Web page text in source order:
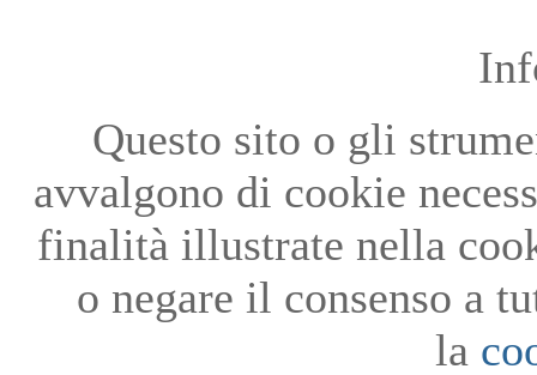
Questo sito o gli
avvalgono di cookie
finalità illustrate nella
o negare il consenso a
la